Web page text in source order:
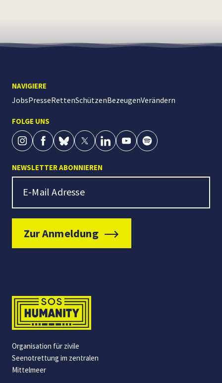
NAVIGIERE
JobsPresseRettenSchützenBezeugenVerändern
FOLGE UNS
NEWSLETTER ABONNIEREN
Newsletter Signup
E-Mail Adresse
Zur Anmeldung
Organisation für zivile
Seenotrettung im zentralen
Mittelmeer